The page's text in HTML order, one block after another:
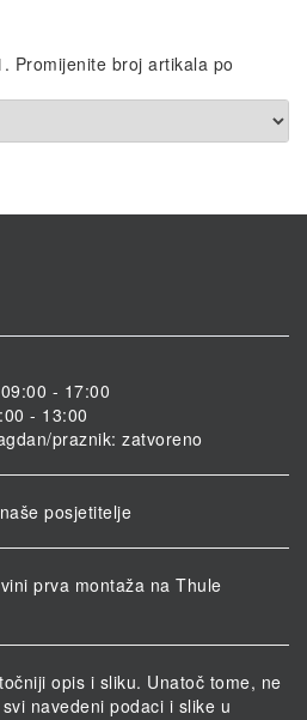
. Promijenite broj artikala po
- 17:00
- 13:00
praznik: zatvoreno
posjetitelje
prva montaža na Thule
opis i sliku. Unatoč tome, ne
navedeni podaci i slike u